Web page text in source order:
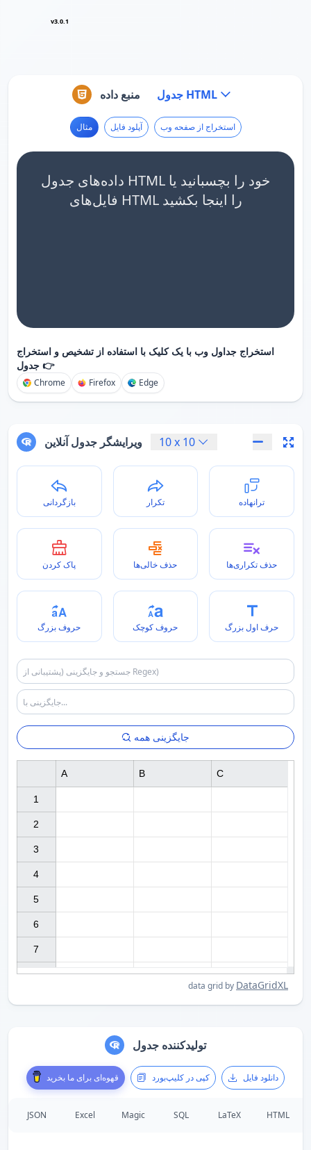
v3.0.1
منبع داده جدول HTML
مثال آپلود فایل استخراج از صفحه وب
داده‌های جدول HTML خود را بچسبانید یا
فایل‌های HTML را اینجا بکشید
استخراج جداول وب با یک کلیک با استفاده از تشخیص و استخراج
جدول 👉
Chrome Firefox Edge
ویرایشگر جدول آنلاین 10x 10
بازگردانی تکرار ترانهاده
پاک کردن حذف خالی‌ها حذف تکراری‌ها
حروف بزرگ حروف کوچک حرف اول بزرگ
جایگزینی همه
data grid by DataGridXL
1
2
3
4
5
6
7
A B C
تولیدکننده جدول
قهوه‌ای برای ما بخرید کپی در کلیپ‌بورد دانلود فایل
JSON Excel Magic SQL LaTeX HTML